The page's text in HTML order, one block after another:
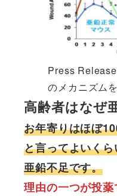
Press
のメカニズム
高齢者はなぜ
お年寄りはほぼ
と言ってよいくら
亜鉛不足です。
理由の一つが投薬